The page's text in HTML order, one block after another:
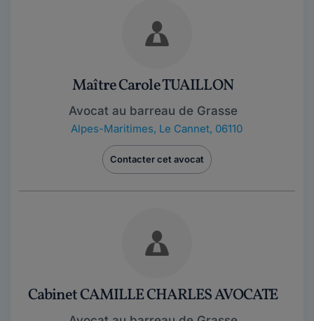
Maître Carole TUAILLON
Avocat au barreau de Grasse
Alpes-Maritimes, Le Cannet, 06110
Contacter cet avocat
Cabinet CAMILLE CHARLES AVOCATE